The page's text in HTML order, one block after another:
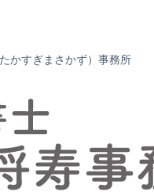
かすぎまさかず）事務所